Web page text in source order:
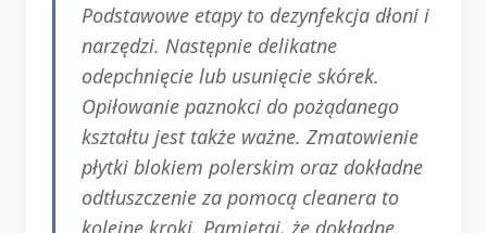
Podstawowe etapy to dezynfekcja dłoni i
narzędzi. Następnie delikatne
odepchnięcie lub usunięcie skórek.
Opiłowanie paznokci do pożądanego
kształtu jest także ważne. Zmatowienie
płytki blokiem polerskim oraz dokładne
odtłuszczenie za pomocą cleanera to
kolejne kroki. Pamiętaj, że dokładne